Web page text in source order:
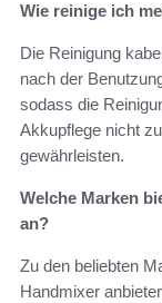
Wie reinige ich
Die Reinigung
nach der
sodass die
Akkupflege nicht
gewährleisten.
Welche Marken
an?
Zu den beliebten
Handmixer